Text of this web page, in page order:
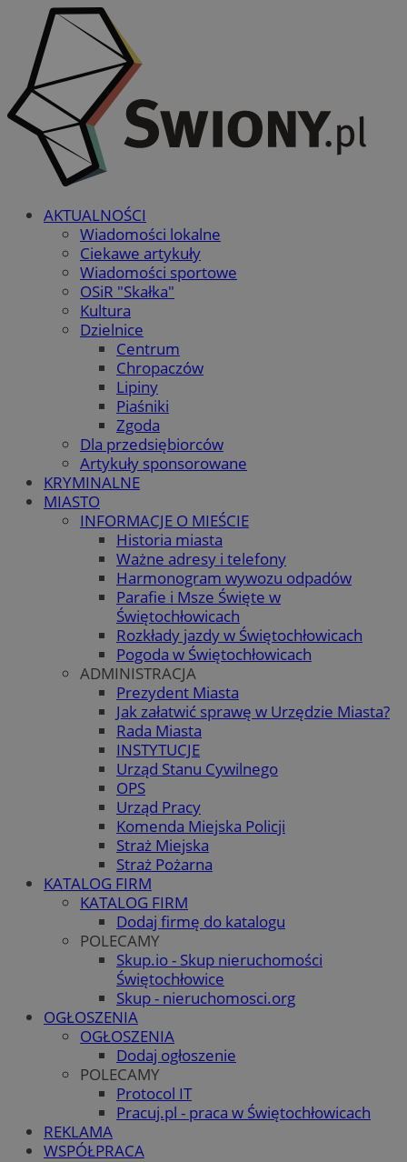
AKTUALNOŚCI
Wiadomości lokalne
Ciekawe artykuły
Wiadomości sportowe
OSiR "Skałka"
Kultura
Dzielnice
Centrum
Chropaczów
Lipiny
Piaśniki
Zgoda
Dla przedsiębiorców
Artykuły sponsorowane
KRYMINALNE
MIASTO
INFORMACJE O MIEŚCIE
Historia miasta
Ważne adresy i telefony
Harmonogram wywozu odpadów
Parafie i Msze Święte w
Świętochłowicach
Rozkłady jazdy w Świętochłowicach
Pogoda w Świętochłowicach
ADMINISTRACJA
Prezydent Miasta
Jak załatwić sprawę w Urzędzie Miasta?
Rada Miasta
INSTYTUCJE
Urząd Stanu Cywilnego
OPS
Urząd Pracy
Komenda Miejska Policji
Straż Miejska
Straż Pożarna
KATALOG FIRM
KATALOG FIRM
Dodaj firmę do katalogu
POLECAMY
Skup.io - Skup nieruchomości
Świętochłowice
Skup - nieruchomosci.org
OGŁOSZENIA
OGŁOSZENIA
Dodaj ogłoszenie
POLECAMY
Protocol IT
Pracuj.pl - praca w Świętochłowicach
REKLAMA
WSPÓŁPRACA